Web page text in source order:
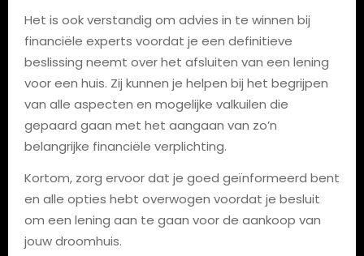
Het is ook verstandig om advies in te winnen bij
financiële experts voordat je een definitieve
beslissing neemt over het afsluiten van een lening
voor een huis. Zij kunnen je helpen bij het begrijpen
van alle aspecten en mogelijke valkuilen die
gepaard gaan met het aangaan van zo’n
belangrijke financiële verplichting.
Kortom, zorg ervoor dat je goed geïnformeerd bent
en alle opties hebt overwogen voordat je besluit
om een lening aan te gaan voor de aankoop van
jouw droomhuis.